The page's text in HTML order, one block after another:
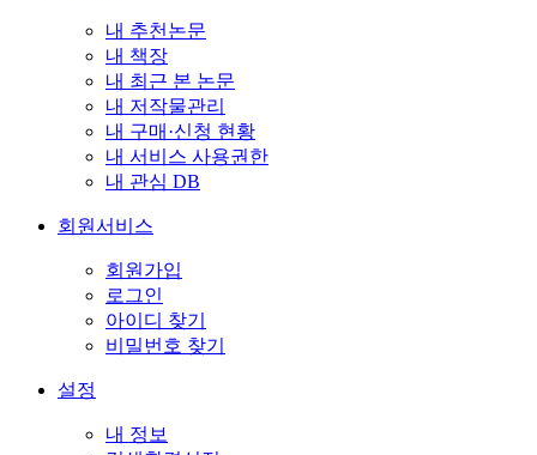
내 추천논문
내 책장
내 최근 본 논문
내 저작물관리
내 구매·신청 현황
내 서비스 사용권한
내 관심 DB
회원서비스
회원가입
로그인
아이디 찾기
비밀번호 찾기
설정
내 정보